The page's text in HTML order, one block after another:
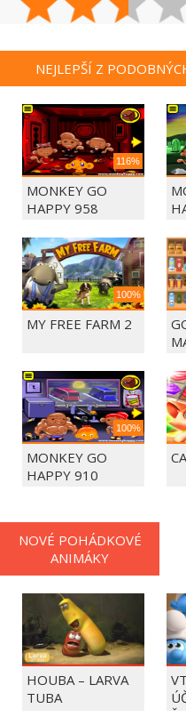
NEJLEPŠÍ Z
116%
MONKEY GO
HAPPY 958
100%
MY FREE FARM 2
100%
MONKEY GO
HAPPY 910
NOVÉ POHÁDKOVÉ
ANIMÁKY
HOUBA – LARVA
TUBA